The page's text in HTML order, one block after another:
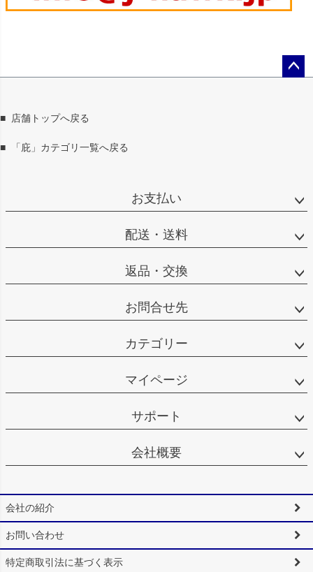
■ 店舗トップへ戻る
■ 「庇」カテゴリ一覧へ戻る
お支払い
配送・送料
返品・交換
お問合せ先
カテゴリー
マイページ
サポート
会社概要
会社の紹介
お問い合わせ
特定商取引法に基づく表示